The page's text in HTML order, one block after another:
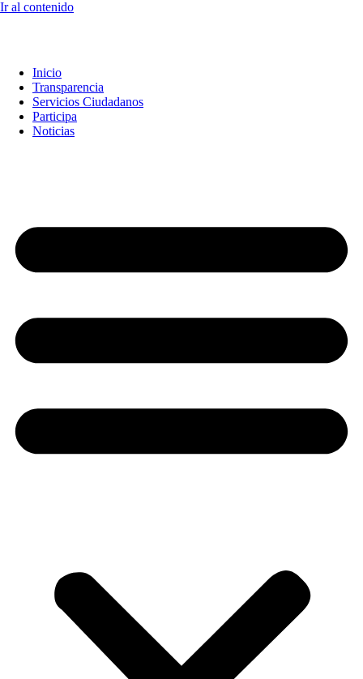
Ir al contenido
Inicio
Transparencia
Servicios Ciudadanos
Participa
Noticias